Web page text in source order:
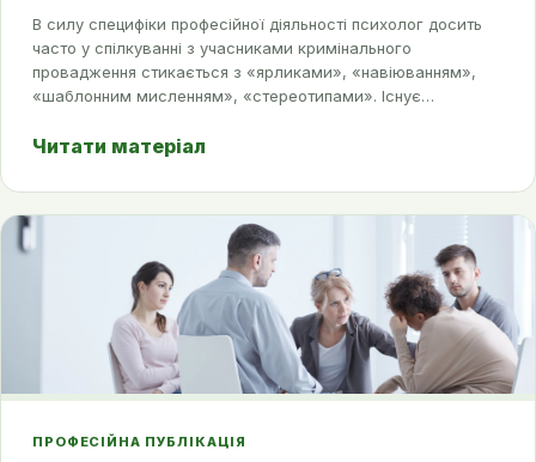
В силу специфіки професійної діяльності психолог досить
часто у спілкуванні з учасниками кримінального
провадження стикається з «ярликами», «навіюванням»,
«шаблонним мисленням», «стереотипами». Існує…
Читати матеріал
ПРОФЕСІЙНА ПУБЛІКАЦІЯ